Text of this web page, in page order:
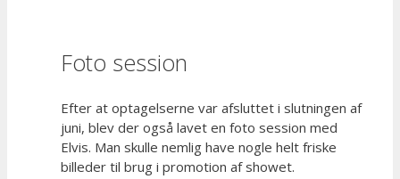
Foto session
Efter at optagelserne var afsluttet i slutningen af
juni, blev der også lavet en foto session med
Elvis. Man skulle nemlig have nogle helt friske
billeder til brug i promotion af showet.